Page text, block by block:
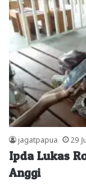
jagatpapua 29
Ipda Lukas
Anggi